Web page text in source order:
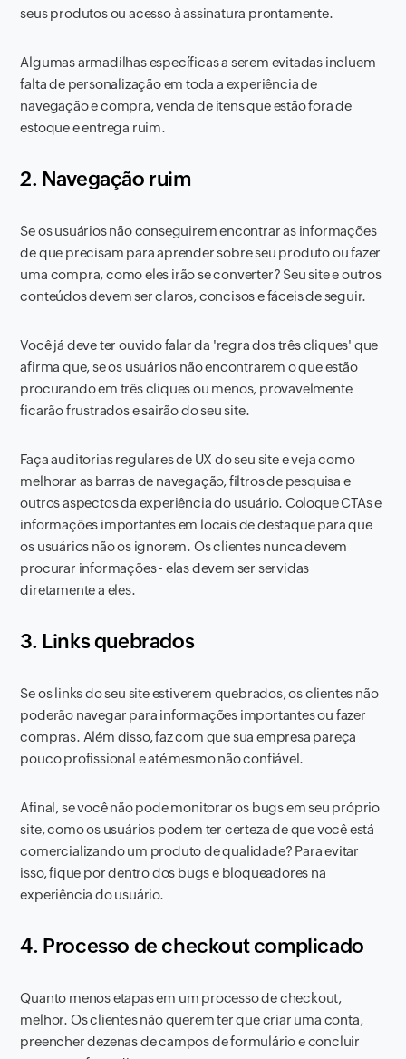
seus produtos ou acesso à assinatura prontamente.
Algumas armadilhas específicas a serem evitadas incluem
falta de personalização em toda a experiência de
navegação e compra, venda de itens que estão fora de
estoque e entrega ruim.
2. Navegação ruim
Se os usuários não conseguirem encontrar as informações
de que precisam para aprender sobre seu produto ou fazer
uma compra, como eles irão se converter? Seu site e outros
conteúdos devem ser claros, concisos e fáceis de seguir.
Você já deve ter ouvido falar da 'regra dos três cliques' que
afirma que, se os usuários não encontrarem o que estão
procurando em três cliques ou menos, provavelmente
ficarão frustrados e sairão do seu site.
Faça auditorias regulares de UX do seu site e veja como
melhorar as barras de navegação, filtros de pesquisa e
outros aspectos da experiência do usuário. Coloque CTAs e
informações importantes em locais de destaque para que
os usuários não os ignorem. Os clientes nunca devem
procurar informações - elas devem ser servidas
diretamente a eles.
3. Links quebrados
Se os links do seu site estiverem quebrados, os clientes não
poderão navegar para informações importantes ou fazer
compras. Além disso, faz com que sua empresa pareça
pouco profissional e até mesmo não confiável.
Afinal, se você não pode monitorar os bugs em seu próprio
site, como os usuários podem ter certeza de que você está
comercializando um produto de qualidade? Para evitar
isso, fique por dentro dos bugs e bloqueadores na
experiência do usuário.
4. Processo de checkout complicado
Quanto menos etapas em um processo de checkout,
melhor. Os clientes não querem ter que criar uma conta,
preencher dezenas de campos de formulário e concluir